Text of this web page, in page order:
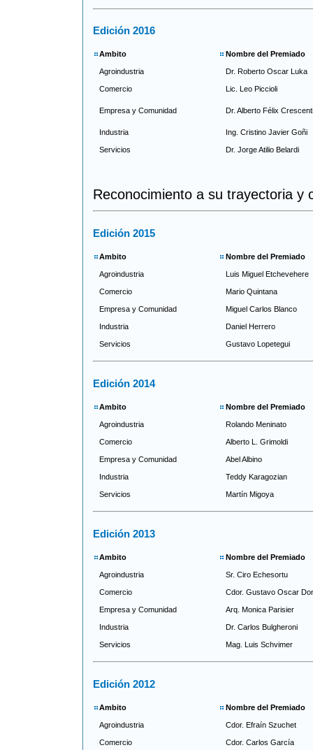
Edición 2016
Ambito Nombre del Premiado
Agroindustria Dr. Roberto Oscar Luka
Comercio Lic. Leo Piccioli
Empresa y Comunidad Dr. Alberto Félix Crescenti
Industria Ing. Cristino Javier Goñi
Servicios Dr. Jorge Atilio Belardi
Reconocimiento a su trayectoria y
Edición 2015
Ambito Nombre del Premiado
Agroindustria Luis Miguel Etchevehere
Comercio Mario Quintana
Empresa y Comunidad Miguel Carlos Blanco
Industria Daniel Herrero
Servicios Gustavo Lopetegui
Edición 2014
Ambito Nombre del Premiado
Agroindustria Rolando Meninato
Comercio Alberto L. Grimoldi
Empresa y Comunidad Abel Albino
Industria Teddy Karagozian
Servicios Martín Migoya
Edición 2013
Ambito Nombre del Premiado
Agroindustria Sr. Ciro Echesortu
Comercio Cdor. Gustavo Oscar
Empresa y Comunidad Arq. Monica Parisier
Industria Dr. Carlos Bulgheroni
Servicios Mag. Luis Schvimer
Edición 2012
Ambito Nombre del Premiado
Agroindustria Cdor. Efraín Szuchet
Comercio Cdor. Carlos García